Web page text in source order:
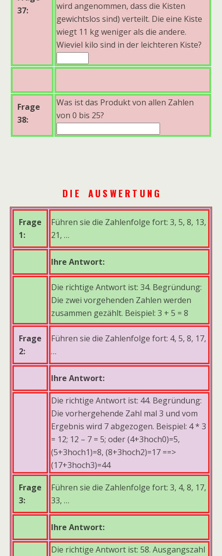
37:
wird angenommen, dass die Kisten
gewichtslos sind) verteilt. Die eine Kiste
wiegt 11 kg weniger als die andere.
Wieviel kilo sind in der leichteren Kiste?
Frage
38:
Was ist das Produkt von allen Zahlen
von 0 bis 25?
D I E A U S W E R T U N G
Frage
1:
Führen sie die Zahlenfolge fort: 3, 5, 8, 13,
21, …
Ihre Antwort:
Die richtige Antwort ist: 34. Begründung:
Die zwei vorgehenden Zahlen werden
zusammen gezählt. Beispiel: 3 + 5 = 8
Frage
2:
Führen sie die Zahlenfolge fort: 4, 5, 8, 17,
…
Ihre Antwort:
Die richtige Antwort ist: 44. Begründung:
Die vorhergehende Zahl mal 3 und vom
Ergebnis wird 7 abgezogen. Beispiel: 4 * 3
= 12; 12 – 7 = 5; oder (4+3hoch0)=5,
(5+3hoch1)=8, (8+3hoch2)=17 ==>
(17+3hoch3)=44
Frage
3:
Führen sie die Zahlenfolge fort: 3, 4, 8, 17,
33, …
Ihre Antwort:
Die richtige Antwort ist: 58. Ausgangszahl